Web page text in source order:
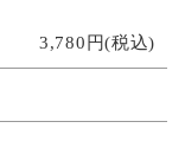
3,780円(税込)